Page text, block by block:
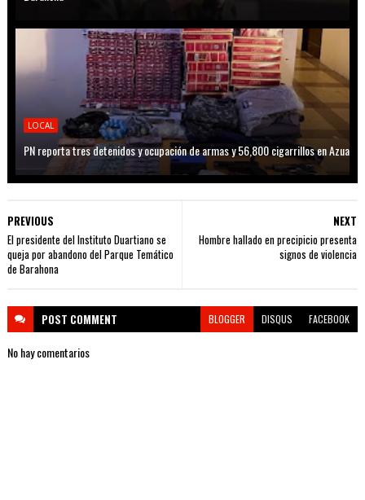
LOCAL
PN reporta tres detenidos y ocupación de armas y 56,800 cigarrillos en Azua
NEXT
Hombre hallado en precipicio presenta
signos de violencia
PREVIOUS
El presidente del Instituto Duartiano se
queja por abandono del Parque Temático
de Barahona
POST COMMENT BLOGGER DISQUS FACEBOOK
No hay comentarios